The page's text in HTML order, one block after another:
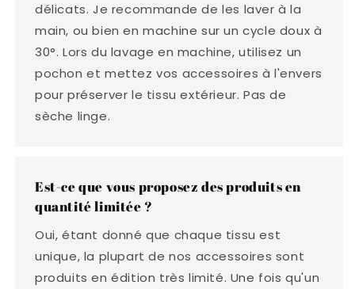
délicats. Je recommande de les laver à la
main, ou bien en machine sur un cycle doux à
30°. Lors du lavage en machine, utilisez un
pochon et mettez vos accessoires à l'envers
pour préserver le tissu extérieur. Pas de
sèche linge.
Est-ce que vous proposez des produits en
quantité limitée ?
Oui, étant donné que chaque tissu est
unique, la plupart de nos accessoires sont
produits en édition très limité. Une fois qu'un